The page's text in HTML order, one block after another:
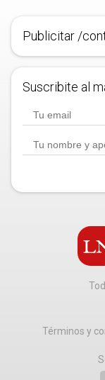
Publicitar /
Suscribite al
Términos y